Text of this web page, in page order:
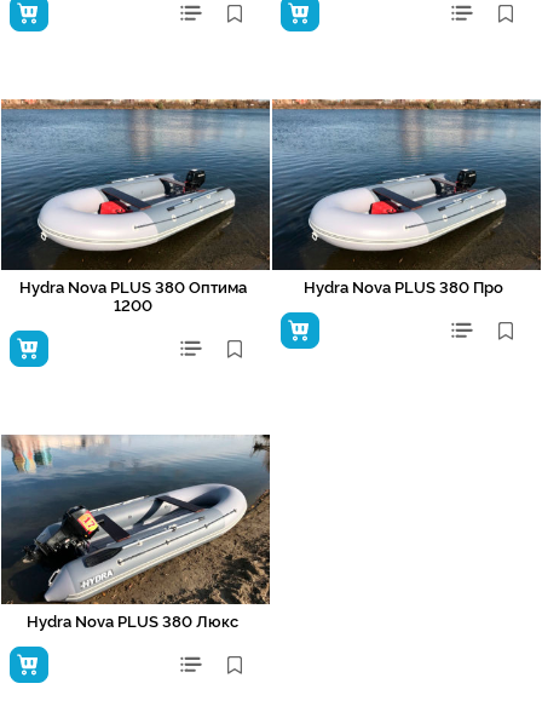
Hydra Nova PLUS 380 Оптима
1200
Hydra Nova PLUS 380 Про
Hydra Nova PLUS 380 Люкс